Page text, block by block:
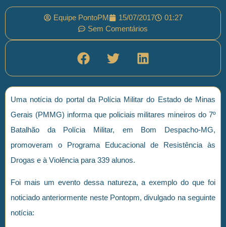
Equipe PontoPM 15/07/2017
01:27
Sem Comentários
Uma notícia do portal da Polícia Militar do Estado de Minas
Gerais (PMMG) informa que policiais militares mineiros do 7º
Batalhão da Polícia Militar, em Bom Despacho-MG,
promoveram o Programa Educacional de Resistência às
Drogas e à Violência para 339 alunos.
Foi mais um evento dessa natureza, a exemplo do que foi
noticiado anteriormente neste Pontopm, divulgado na seguinte
notícia: